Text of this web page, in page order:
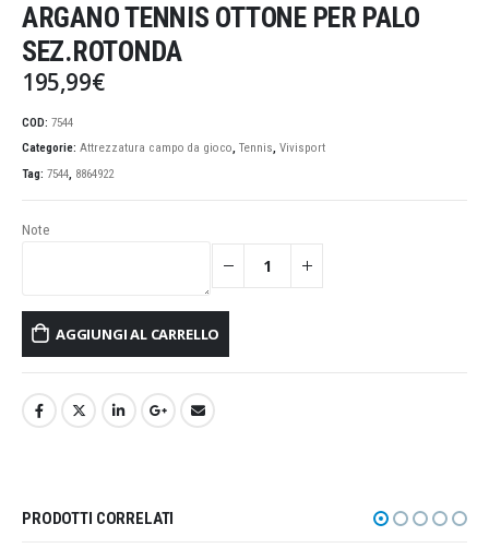
ARGANO TENNIS OTTONE PER PALO
SEZ.ROTONDA
195,99€
COD: 7544
Categorie: Attrezzatura campo da gioco, Tennis, Vivisport
Tag: 7544, 8864922
Note
AGGIUNGI AL CARRELLO
PRODOTTI CORRELATI